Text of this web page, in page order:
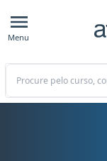
Menu
Buscar